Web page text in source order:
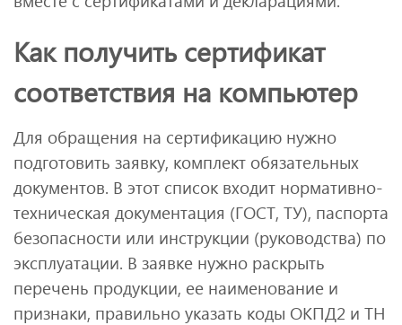
Как получить сертификат
соответствия на компьютер
Для обращения на сертификацию нужно
подготовить заявку, комплект обязательных
документов. В этот список входит нормативно-
техническая документация (ГОСТ, ТУ), паспорта
безопасности или инструкции (руководства) по
эксплуатации. В заявке нужно раскрыть
перечень продукции, ее наименование и
признаки, правильно указать коды ОКПД2 и ТН